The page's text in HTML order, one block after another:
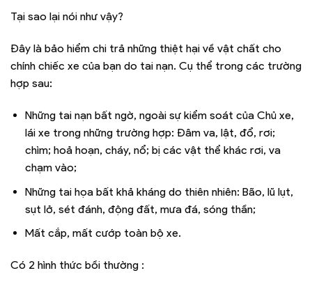
Tại sao lại nói như vậy?
Đây là bảo hiểm chi trả những thiệt hại về vật chất cho
chính chiếc xe của bạn do tai nạn. Cụ thể trong các trường
hợp sau:
Những tai nạn bất ngờ, ngoài sự kiểm soát của Chủ xe,
lái xe trong những trường hợp: Đâm va, lật, đổ, rơi;
chìm; hoả hoạn, cháy, nổ; bị các vật thể khác rơi, va
chạm vào;
Những tai họa bất khả kháng do thiên nhiên: Bão, lũ lụt,
sụt lở, sét đánh, động đất, mưa đá, sóng thần;
Mất cắp, mất cướp toàn bộ xe.
Có 2 hình thức bồi thường :